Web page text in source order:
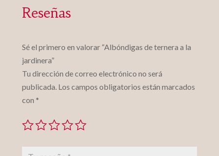
Reseñas
Sé el primero en valorar “Albóndigas de ternera a la
jardinera”
Tu dirección de correo electrónico no será
publicada. Los campos obligatorios están marcados
con *